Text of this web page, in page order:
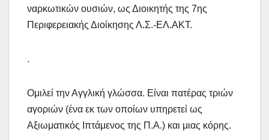
ναρκωτικών ουσιών, ως Διοικητής της 7ης
Περιφερειακής Διοίκησης Λ.Σ.-ΕΛ.ΑΚΤ.
.
Ομιλεί την Αγγλική γλώσσα. Είναι πατέρας τριών
αγοριών (ένα εκ των οποίων υπηρετεί ως
Αξιωματικός Ιπτάμενος της Π.Α.) και μιας κόρης.